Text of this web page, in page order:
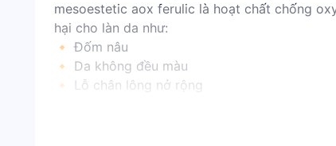
mesoestetic aox ferulic là hoạt chất chống
hại cho làn da như:
🔸 Đốm nâu
🔸 Da không đều màu
🔸 Lỗ chân lông nở rộng